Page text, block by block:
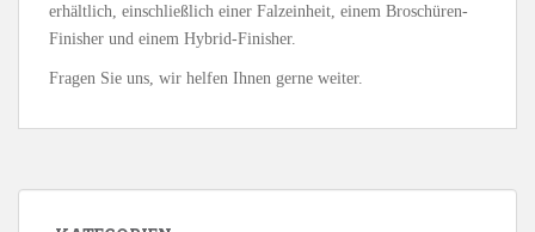
erhältlich, einschließlich einer Falzeinheit, einem Broschüren-
Finisher und einem Hybrid-Finisher.
Fragen Sie uns, wir helfen Ihnen gerne weiter.